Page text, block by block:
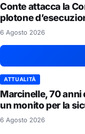
Conte attacca la
plotone
6 Agosto 2026
ATTUALITÀ
Marcinelle, 70 anni
un monito per la
6 Agosto 2026